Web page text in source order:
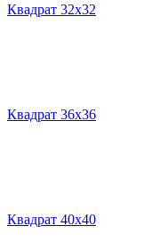
Квадрат 32х32
Квадрат 36х36
Квадрат 40х40